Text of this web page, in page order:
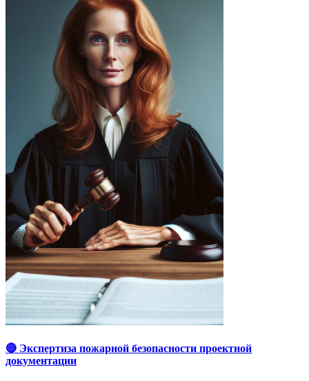
🔴 Экспертиза пожарной безопасности проектной
документации